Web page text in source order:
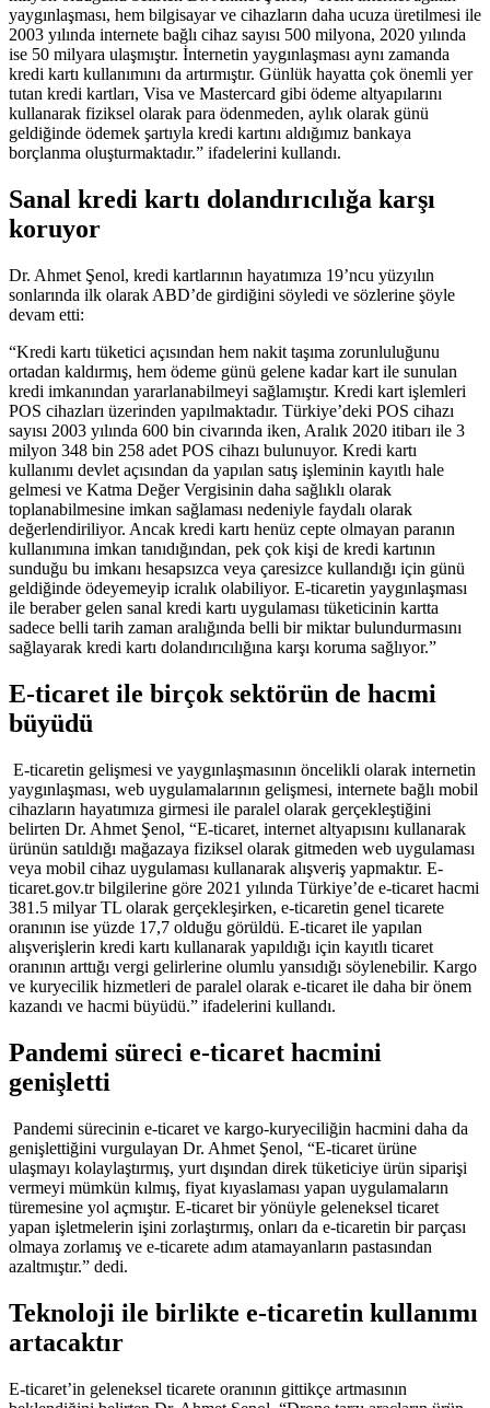
yaygınlaşması, hem bilgisayar ve cihazların daha ucuza üretilmesi ile
2003 yılında internete bağlı cihaz sayısı 500 milyona, 2020 yılında
ise 50 milyara ulaşmıştır. İnternetin yaygınlaşması aynı zamanda
kredi kartı kullanımını da artırmıştır. Günlük hayatta çok önemli yer
tutan kredi kartları, Visa ve Mastercard gibi ödeme altyapılarını
kullanarak fiziksel olarak para ödenmeden, aylık olarak günü
geldiğinde ödemek şartıyla kredi kartını aldığımız bankaya
borçlanma oluşturmaktadır.” ifadelerini kullandı.
Sanal kredi kartı dolandırıcılığa karşı
koruyor
Dr. Ahmet Şenol, kredi kartlarının hayatımıza 19’ncu yüzyılın
sonlarında ilk olarak ABD’de girdiğini söyledi ve sözlerine şöyle
devam etti:
“Kredi kartı tüketici açısından hem nakit taşıma zorunluluğunu
ortadan kaldırmış, hem ödeme günü gelene kadar kart ile sunulan
kredi imkanından yararlanabilmeyi sağlamıştır. Kredi kart işlemleri
POS cihazları üzerinden yapılmaktadır. Türkiye’deki POS cihazı
sayısı 2003 yılında 600 bin civarında iken, Aralık 2020 itibarı ile 3
milyon 348 bin 258 adet POS cihazı bulunuyor. Kredi kartı
kullanımı devlet açısından da yapılan satış işleminin kayıtlı hale
gelmesi ve Katma Değer Vergisinin daha sağlıklı olarak
toplanabilmesine imkan sağlaması nedeniyle faydalı olarak
değerlendiriliyor. Ancak kredi kartı henüz cepte olmayan paranın
kullanımına imkan tanıdığından, pek çok kişi de kredi kartının
sunduğu bu imkanı hesapsızca veya çaresizce kullandığı için günü
geldiğinde ödeyemeyip icralık olabiliyor. E-ticaretin yaygınlaşması
ile beraber gelen sanal kredi kartı uygulaması tüketicinin kartta
sadece belli tarih zaman aralığında belli bir miktar bulundurmasını
sağlayarak kredi kartı dolandırıcılığına karşı koruma sağlıyor.”
E-ticaret ile birçok sektörün de hacmi
büyüdü
E-ticaretin gelişmesi ve yaygınlaşmasının öncelikli olarak internetin
yaygınlaşması, web uygulamalarının gelişmesi, internete bağlı mobil
cihazların hayatımıza girmesi ile paralel olarak gerçekleştiğini
belirten Dr. Ahmet Şenol, “E-ticaret, internet altyapısını kullanarak
ürünün satıldığı mağazaya fiziksel olarak gitmeden web uygulaması
veya mobil cihaz uygulaması kullanarak alışveriş yapmaktır. E-
ticaret.gov.tr bilgilerine göre 2021 yılında Türkiye’de e-ticaret hacmi
381.5 milyar TL olarak gerçekleşirken, e-ticaretin genel ticarete
oranının ise yüzde 17,7 olduğu görüldü. E-ticaret ile yapılan
alışverişlerin kredi kartı kullanarak yapıldığı için kayıtlı ticaret
oranının arttığı vergi gelirlerine olumlu yansıdığı söylenebilir. Kargo
ve kuryecilik hizmetleri de paralel olarak e-ticaret ile daha bir önem
kazandı ve hacmi büyüdü.” ifadelerini kullandı.
Pandemi süreci e-ticaret hacmini
genişletti
Pandemi sürecinin e-ticaret ve kargo-kuryeciliğin hacmini daha da
genişlettiğini vurgulayan Dr. Ahmet Şenol, “E-ticaret ürüne
ulaşmayı kolaylaştırmış, yurt dışından direk tüketiciye ürün siparişi
vermeyi mümkün kılmış, fiyat kıyaslaması yapan uygulamaların
türemesine yol açmıştır. E-ticaret bir yönüyle geleneksel ticaret
yapan işletmelerin işini zorlaştırmış, onları da e-ticaretin bir parçası
olmaya zorlamış ve e-ticarete adım atamayanların pastasından
azaltmıştır.” dedi.
Teknoloji ile birlikte e-ticaretin kullanımı
artacaktır
E-ticaret’in geleneksel ticarete oranının gittikçe artmasının